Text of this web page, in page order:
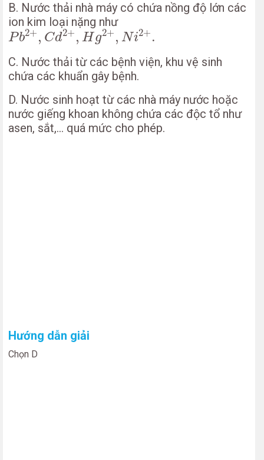
B. Nước thải nhà máy có chứa nồng độ lớn các
ion kim loại nặng như
Pb2+ , Cd2+ , Hg2+ , Ni2+ .
Pb2+,Cd2+,Hg 2+,N i2+.
C. Nước thải từ các bệnh viện, khu vệ sinh
chứa các khuẩn gây bệnh.
D. Nước sinh hoạt từ các nhà máy nước hoặc
nước giếng khoan không chứa các độc tổ như
asen, sắt,… quá mức cho phép.
Hướng dẫn giải
Chọn D